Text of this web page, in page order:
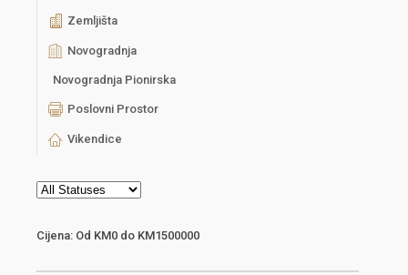
Zemljišta
Novogradnja
Novogradnja Pionirska
Poslovni Prostor
Vikendice
Cijena: Od KM0 do KM1500000